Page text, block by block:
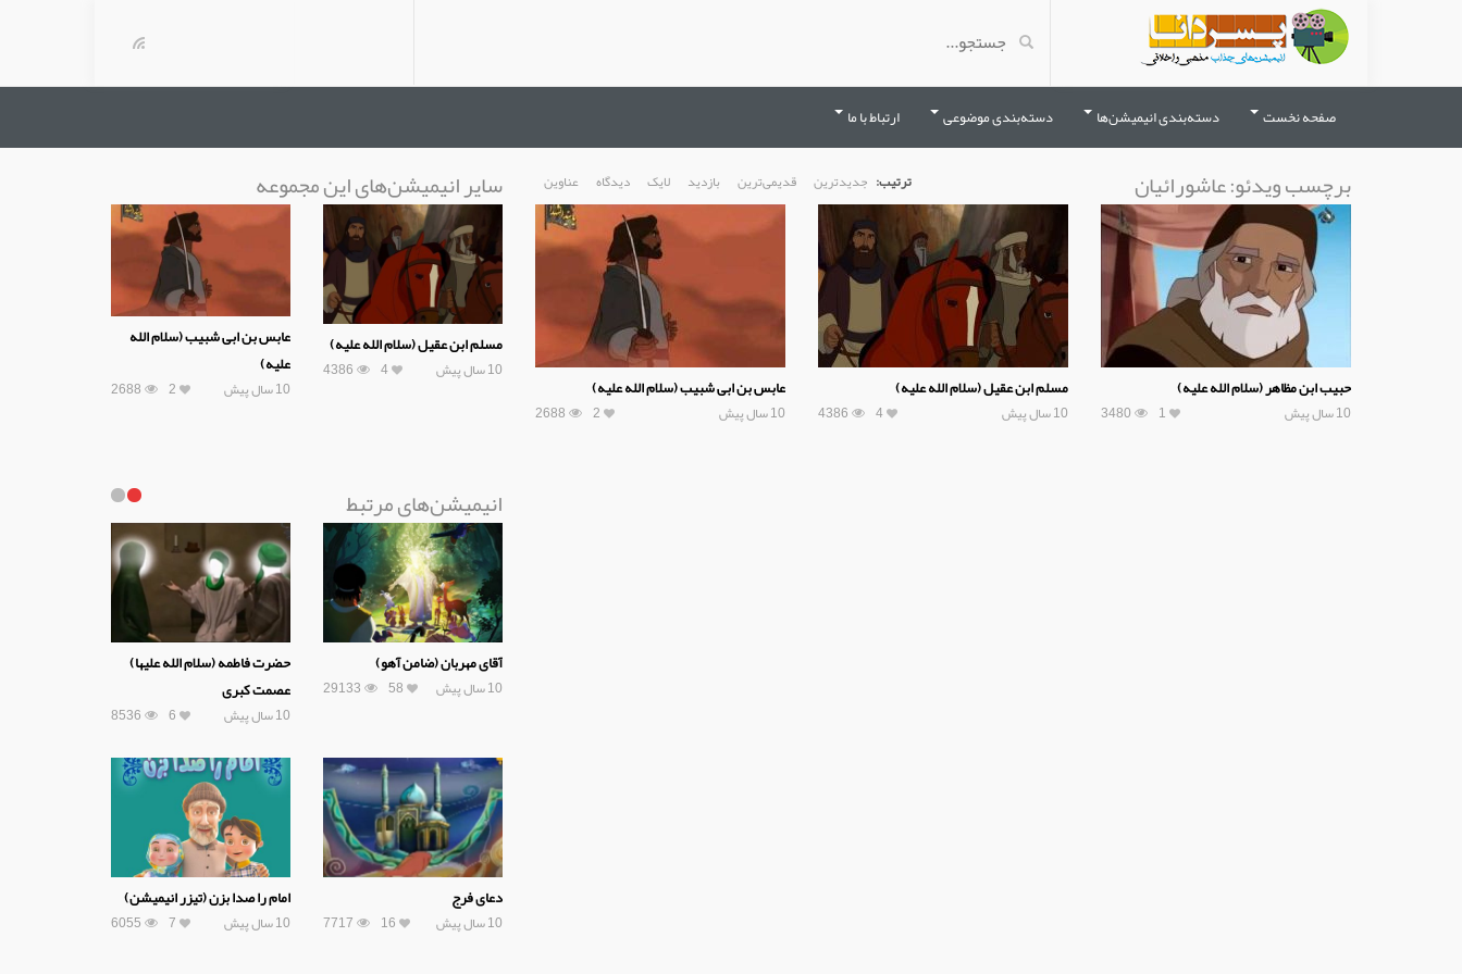
صفحه نخست دسته‌بندی انیمیشن‌ها دسته‌بندی موضوعی ارتباط با ما
برچسب ویدئو:عاشورائیان ترتیب: جدیدترین قدیمی‌ترین بازدید لایک دیدگاه عناوین
حبیب ابن مظاهر (سلام الله علیه)
10 سال پیش 3480 1
مسلم ابن عقیل (سلام الله علیه)
10 سال پیش 4386 4
عابس بن ابی شبیب (سلام الله علیه)
10 سال پیش 2688 2
سایر انیمیشن‌های این مجموعه
مسلم ابن عقیل (سلام الله علیه)
10 سال پیش 4386 4
عابس بن ابی شبیب (سلام الله
علیه)
10 سال پیش 2688 2
انیمیشن‌های مرتبط
آقای مهربان (ضامن آهو)
10 سال پیش 29133 58
حضرت فاطمه (سلام الله علیها)
عصمت کبری
10 سال پیش 8536 6
دعای فرج
10 سال پیش 7717 16
امام را صدا بزن (تیزر انیمیشن)
10 سال پیش 6055 7